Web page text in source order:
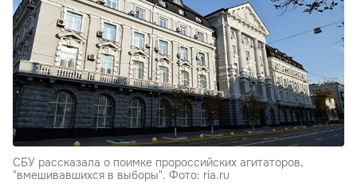
СБУ рассказала о поимке пророссийских агитаторов,
"вмешивавшихся в выборы". Фото: ria.ru